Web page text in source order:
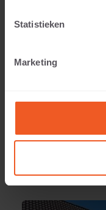
Statistieken
Marketing
Weight: